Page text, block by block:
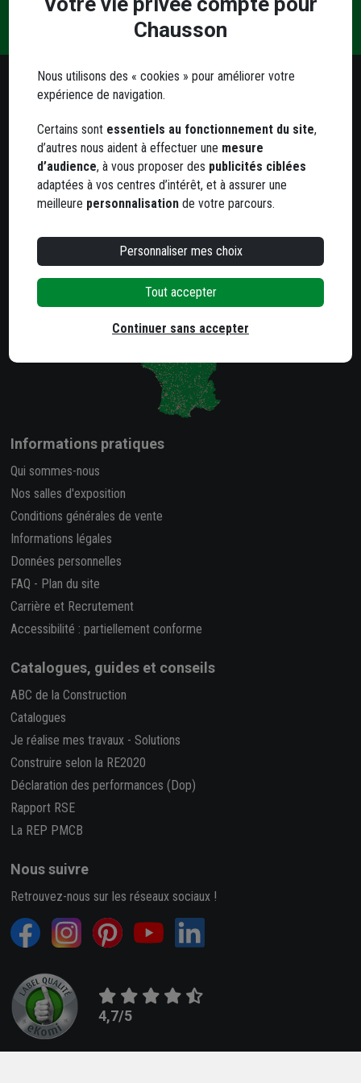
fiabilité de vos réseaux. Choisissez DPI
Livraison
et retrait
question
?
Paiement
Besoin d'un conseil ?
Notre service client est à votre écoute
Du lundi au jeudi
de 8h à 12h et de 13h30 à 17h
Le vendredi
de 8h à 12h et de 13h30 à 16h
05 63 78 33 33
dans toute la France
Trouvez votre agence la plus proche
Informations pratiques
Qui sommes-nous
Nos salles d'exposition
Conditions générales de vente
Informations légales
Données personnelles
FAQ - Plan du site
Carrière et Recrutement
Accessibilité : partiellement conforme
Catalogues, guides et conseils
ABC de la Construction
Catalogues
Je réalise mes travaux - Solutions
Construire selon la RE2020
Déclaration des performances (Dop)
Rapport RSE
La REP PMCB
Nous suivre
Retrouvez-nous sur les réseaux sociaux !
4,7/5
Chausson
Nous utilisons des « cookies » pour améliorer votre
expérience de navigation.
Certains sont essentiels au fonctionnement du site,
d’autres nous aident à effectuer une mesure
d’audience, à vous proposer des publicités ciblées
adaptées à vos centres d’intérêt, et à assurer une
meilleure personnalisation de votre parcours.
Personnaliser mes choix
Tout accepter
Continuer sans accepter